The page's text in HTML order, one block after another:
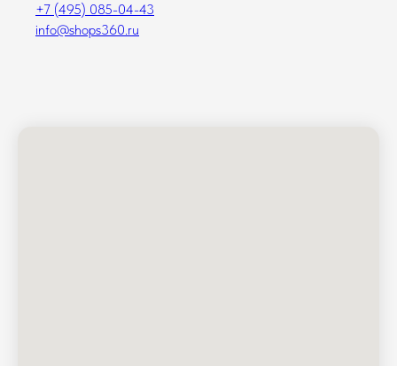
+7 (495) 085-04-43
info@shops360.ru